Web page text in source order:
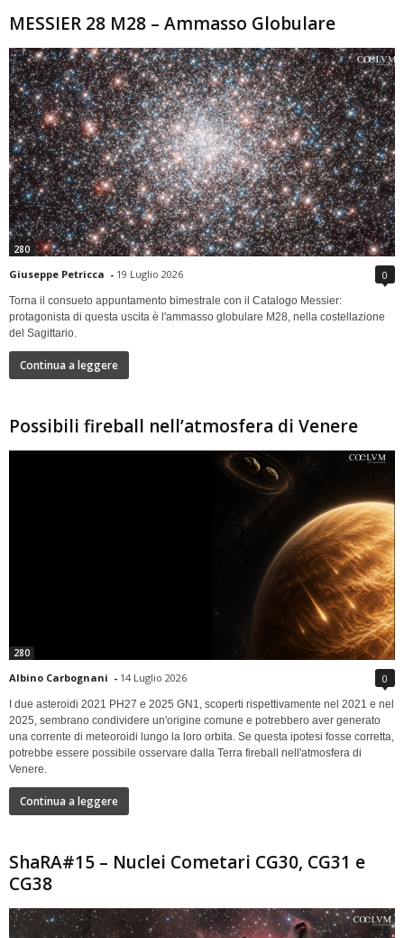
MESSIER 28 M28 – Ammasso Globulare
280
Giuseppe Petricca - 19 Luglio 2026 0
Torna il consueto appuntamento bimestrale con il Catalogo Messier:
protagonista di questa uscita è l'ammasso globulare M28, nella costellazione
del Sagittario.
Continua a leggere
Possibili fireball nell’atmosfera di Venere
280
Albino Carbognani - 14 Luglio 2026 0
I due asteroidi 2021 PH27 e 2025 GN1, scoperti rispettivamente nel 2021 e nel
2025, sembrano condividere un'origine comune e potrebbero aver generato
una corrente di meteoroidi lungo la loro orbita. Se questa ipotesi fosse corretta,
potrebbe essere possibile osservare dalla Terra fireball nell'atmosfera di
Venere.
Continua a leggere
ShaRA#15 – Nuclei Cometari CG30, CG31 e
CG38